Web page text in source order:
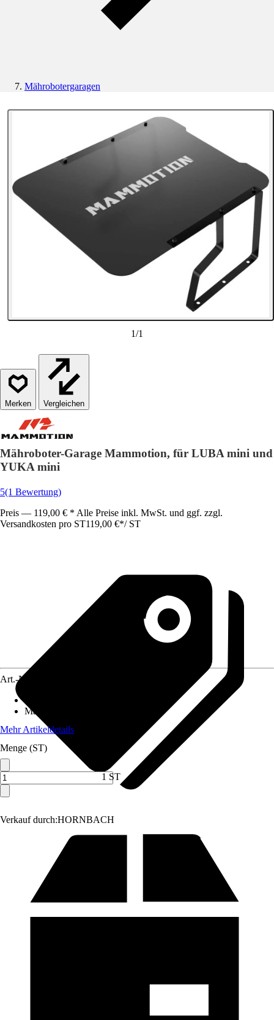
Mährobotergaragen
1/1
Vergleichen
Mähroboter-Garage Mammotion, für LUBA mini und
YUKA mini
5(1 Bewertung)
Preis — 119,00 € * Alle Preise inkl. MwSt. und ggf. zzgl.
Versandkosten pro ST119,00 €*/ ST
Verkauf durch:HORNBACH
Art.-Nr.
Material
Mehr Artikeldetails
Menge (ST)
1 ST